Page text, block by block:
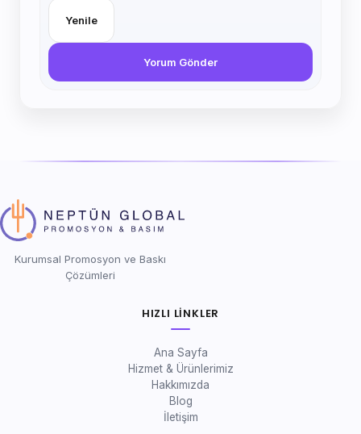
Yenile
Yorum Gönder
Kurumsal Promosyon ve Baskı
Çözümleri
HIZLI LINKLER
Ana Sayfa
Hizmet & Ürünlerimiz
Hakkımızda
Blog
İletişim